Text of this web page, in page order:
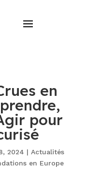
en
pour
2024 | Actualités
en Europe